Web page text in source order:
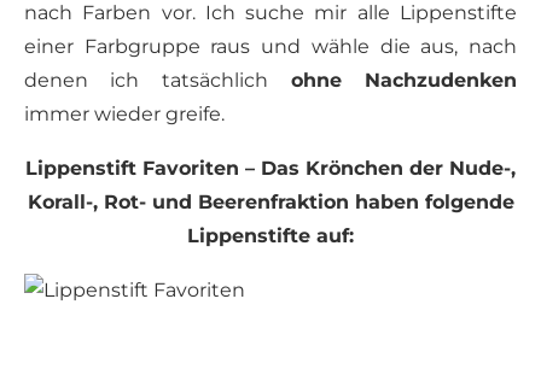
nach Farben vor. Ich suche mir alle Lippenstifte
einer Farbgruppe raus und wähle die aus, nach
denen ich tatsächlich ohne Nachzudenken
immer wieder greife.
Lippenstift Favoriten – Das Krönchen der Nude-,
Korall-, Rot- und Beerenfraktion haben folgende
Lippenstifte auf: